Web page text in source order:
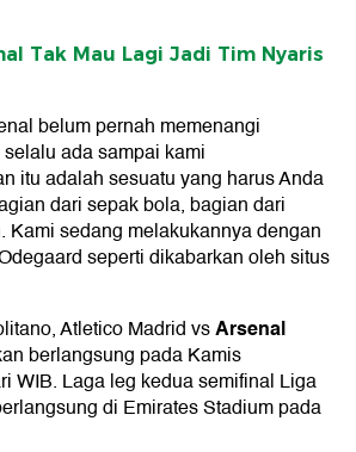
Tak Mau Lagi Jadi Tim Nyaris
belum pernah memenangi
ada sampai kami
itu adalah sesuatu yang harus Anda
dari sepak bola, bagian dari
Kami sedang melakukannya dengan
seperti dikabarkan oleh situs
Atletico Madrid vsArsenal
berlangsung pada Kamis
WIB. Laga leg kedua semifinal Liga
di Emirates Stadium pada